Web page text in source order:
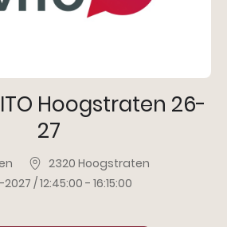
Hoogstraten 26-
27
2320 Hoogstraten
/ 12:45:00 - 16:15:00